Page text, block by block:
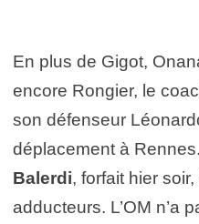
En plus de Gigot,
encore Rongier, le
son défenseur
déplacement à
Balerdi, forfait hier
adducteurs. L’OM n’a